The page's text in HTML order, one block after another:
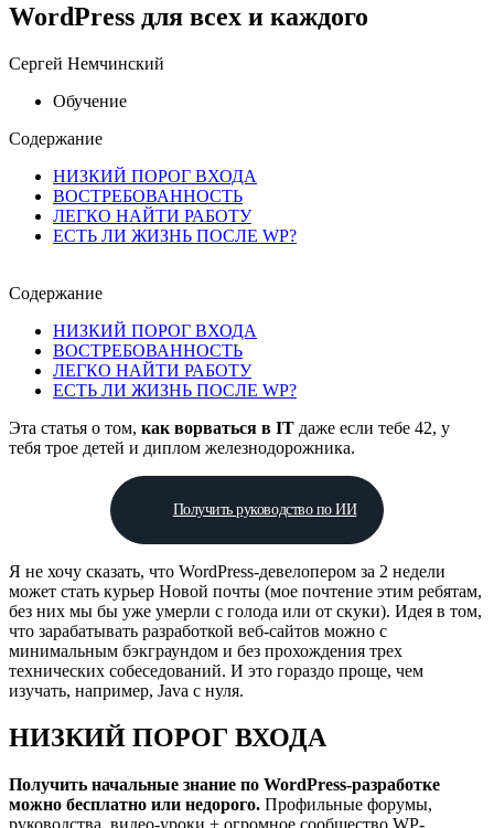
WordPress для всех и каждого
Сергей Немчинский
Обучение
Содержание
НИЗКИЙ ПОРОГ ВХОДА
ВОСТРЕБОВАННОСТЬ
ЛЕГКО НАЙТИ РАБОТУ
ЕСТЬ ЛИ ЖИЗНЬ ПОСЛЕ WP?
Содержание
НИЗКИЙ ПОРОГ ВХОДА
ВОСТРЕБОВАННОСТЬ
ЛЕГКО НАЙТИ РАБОТУ
ЕСТЬ ЛИ ЖИЗНЬ ПОСЛЕ WP?
Эта статья о том, как ворваться в IT даже если тебе 42, у
тебя трое детей и диплом железнодорожника.
Получить руководство по ИИ
Я не хочу сказать, что WordPress-девелопером за 2 недели
может стать курьер Новой почты (мое почтение этим ребятам,
без них мы бы уже умерли с голода или от скуки). Идея в том,
что зарабатывать разработкой веб-сайтов можно с
минимальным бэкграундом и без прохождения трех
технических собеседований. И это гораздо проще, чем
изучать, например, Java с нуля.
НИЗКИЙ ПОРОГ ВХОДА
Получить начальные знание по WordPress-разработке
можно бесплатно или недорого. Профильные форумы,
руководства, видео-уроки + огромное сообщество WP-